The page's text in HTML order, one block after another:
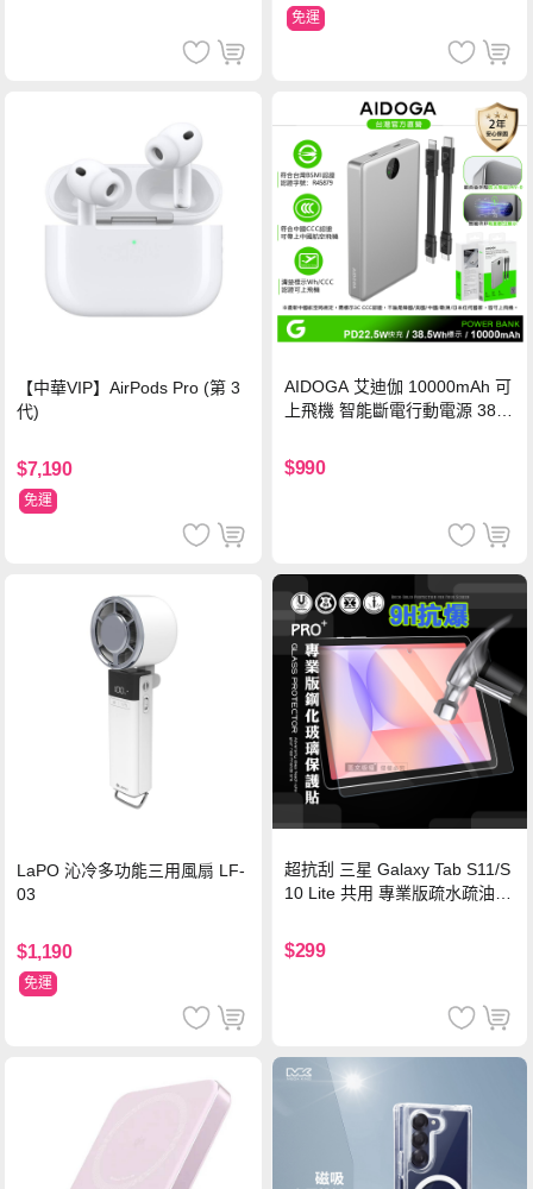
免運
【中華VIP】AirPods Pro (第 3
代)
$7,190
免運
AIDOGA 艾迪伽 10000mAh 可
上飛機 智能斷電行動電源 38.5
灣BSMI/中國CCC/歐美CE/FCC
認證
$990
LaPO 沁冷多功能三用風扇 LF-
03
$1,190
免運
超抗刮 三星 Galaxy Tab S11/S
10 Lite 共用 專業版疏水疏油9
$299